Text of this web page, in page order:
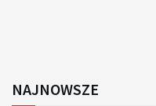
NAJNOWSZE